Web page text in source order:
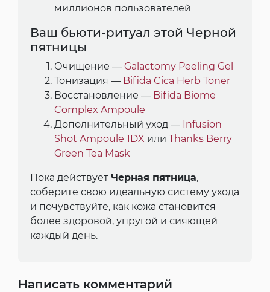
миллионов пользователей
Ваш бьюти-ритуал этой Черной
пятницы
Очищение — Galactomy Peeling Gel
Тонизация — Bifida Cica Herb Toner
Восстановление — Bifida Biome
Complex Ampoule
Дополнительный уход — Infusion
Shot Ampoule 1DX или Thanks Berry
Green Tea Mask
Пока действует Черная пятница,
соберите свою идеальную систему ухода
и почувствуйте, как кожа становится
более здоровой, упругой и сияющей
каждый день.
Написать комментарий